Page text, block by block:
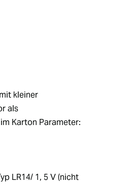
kleiner
als
Karton Parameter:
LR14/ 1, 5 V (nicht